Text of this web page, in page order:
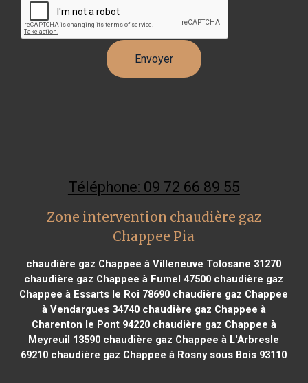
Téléphone: 09 72 66 89 55
Zone intervention chaudière gaz
Chappee Pia
chaudière gaz Chappee à Villeneuve Tolosane 31270
chaudière gaz Chappee à Fumel 47500 chaudière gaz
Chappee à Essarts le Roi 78690 chaudière gaz Chappee
à Vendargues 34740chaudière gaz Chappee à
Charenton le Pont 94220chaudière gaz Chappee à
Meyreuil 13590 chaudière gaz Chappee à L'Arbresle
69210 chaudière gaz Chappee à Rosny sous Bois 93110